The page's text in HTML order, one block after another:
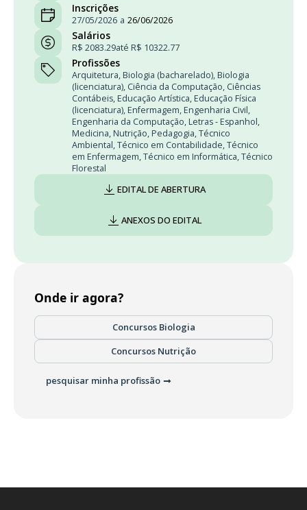
Inscrições
27/05/2026 a 26/06/2026
Salários
R$ 2083.29até R$ 10322.77
Profissões
Arquitetura, Biologia (bacharelado), Biologia
(licenciatura), Ciência da Computação, Ciências
Contábeis, Educação Artística, Educação Física
(licenciatura), Enfermagem, Engenharia Civil,
Engenharia da Computação, Letras - Espanhol,
Medicina, Nutrição, Pedagogia,Técnico
Ambiental,Técnico em Contabilidade,Técnico
em Enfermagem,Técnico em Informática,Técnico
Florestal
EDITAL DE ABERTURA
ANEXOS DO EDITAL
Onde ir agora?
Concursos Biologia
Concursos Nutrição
pesquisar minha profissão